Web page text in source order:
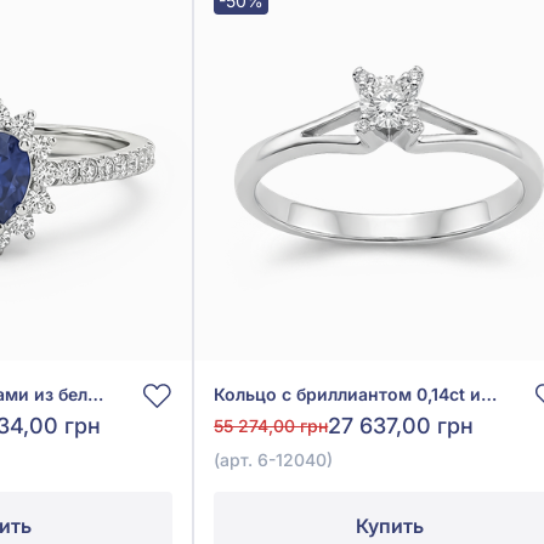
Кольцо с бриллиантами из белого золота 585° с синим сапфиром 0,53ct и бриллиантом 0,28ct, арт. 6-12061
грн
Кольцо с бриллиантом 0,14ct из белого золота 585°, арт. 6-12040
55 274,00 грн27 637,00 грн
(арт. 6-12040)
Купить